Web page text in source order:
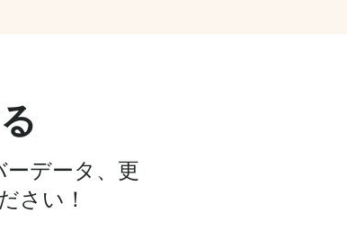
データ、更
さい！